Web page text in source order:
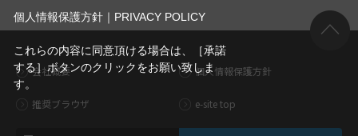
会社概要 個人情報保護方針
推奨ブラウザ e-site top
個人情報保護方針｜PRIVACY POLICY
これらの内容に同意頂ける場合は、［承諾
する］ボタンのクリックをお願い致しま
す。